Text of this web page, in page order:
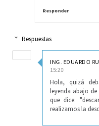
Responder
Respuestas
ING. EDUARDO
15:20
Hola, quizá
leyenda abajo
que dice:
realizamos la